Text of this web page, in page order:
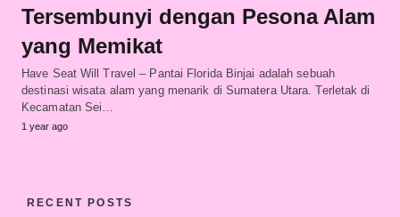
Tersembunyi dengan Pesona Alam
yang Memikat
Have Seat Will Travel – Pantai Florida Binjai adalah sebuah
destinasi wisata alam yang menarik di Sumatera Utara. Terletak di
Kecamatan Sei…
1 year ago
RECENT POSTS